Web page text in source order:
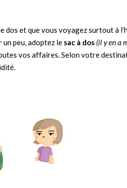
dos et que vous voyagez surtout à
un peu, adoptez le sac à dos (il y en a
vos affaires. Selon votre